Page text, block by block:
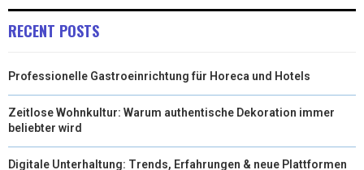
E
R
)
K S
T
N
RECENT POSTS
Professionelle Gastroeinrichtung für Horeca und Hotels
Zeitlose Wohnkultur: Warum authentische Dekoration immer
beliebter wird
Digitale Unterhaltung: Trends, Erfahrungen & neue Plattformen